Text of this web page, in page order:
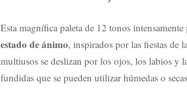
Esta magnífica paleta de 12 tonos intensamente
estado de ánimo, inspirados por las fiestas de
multiusos se deslizan por los ojos, los labios y
fundidas que se pueden utilizar húmedas o